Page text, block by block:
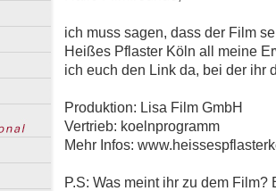
ich muss sagen, dass der Film
Heißes Pflaster Köln all meine
ich euch den Link da, bei der ihr
Produktion: Lisa Film GmbH
Vertrieb: koelnprogramm
Mehr Infos:
P.S: Was meint ihr zu dem